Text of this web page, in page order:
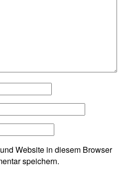
Website in diesem Browser
speichern.